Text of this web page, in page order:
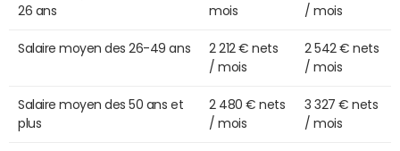
26 ans
mois
/ mois
Salaire moyen des 26-49 ans
2 212 € nets
/ mois
2 542 € nets
/ mois
Salaire moyen des 50 ans et
plus
2 480 € nets
/ mois
3 327 € nets
/ mois